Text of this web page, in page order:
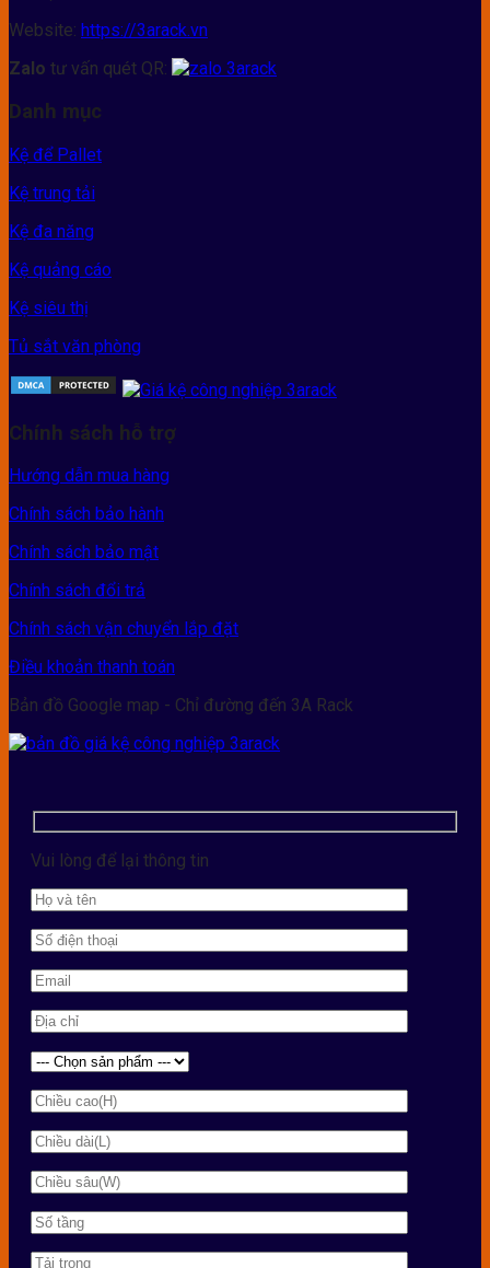
Website: https://3arack.vn
Zalo tư vấn quét QR:
Danh mục
Kệ để Pallet
Kệ trung tải
Kệ đa năng
Kệ quảng cáo
Kệ siêu thị
Tủ sắt văn phòng
Chính sách hỗ trợ
Hướng dẫn mua hàng
Chính sách bảo hành
Chính sách bảo mật
Chính sách đổi trả
Chính sách vận chuyển lắp đặt
Điều khoản thanh toán
Bản đồ Google map - Chỉ đường đến 3A Rack
Vui lòng để lại thông tin